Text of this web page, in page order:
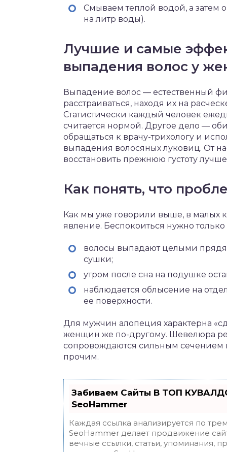
Смываем теплой водой, а затем
на литр воды).
Лучшие и самые
выпадения волос у
Выпадение волос — естественный
расстраиваться, находя их на
Статистически каждый человек
считается нормой. Другое дело —
обращаться к врачу-трихологу и
выпадения волосяных луковиц. От
восстановить прежнюю густоту лучше
Как понять, что
Как мы уже говорили выше, в малых
явление. Беспокоиться нужно
волосы выпадают целыми
сушки;
утром после сна на подушке
наблюдается облысение на
ее поверхности.
Для мужчин алопеция характерна
женщин же по-другому. Шевелюра
сопровождаются сильным сечением
прочим.
Забиваем Сайты В ТОП
SeoHammer
Каждая ссылка анализируется по
SeoHammer делает продвижение
вечные ссылки, статьи, упоминания,